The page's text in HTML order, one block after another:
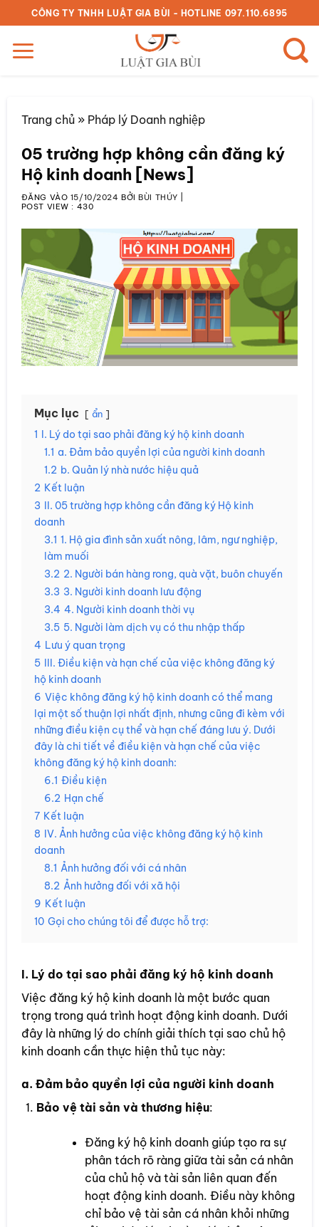
qua
nội
dung
CÔNG TY TNHH LUẬT GIA BÙI - HOTLINE 097.110.6895
Trang chủ» Pháp lý Doanh nghiệp
05 trường hợp không cần đăng ký
Hộ kinh doanh [News]
ĐĂNG VÀO 15/10/2024 BỞIBÙI THÚY
POST VIEW : 430
Mục lục ẩn
1
I. Lý do tại sao phải đăng ký hộ kinh doanh
1.1 a. Đảm bảo quyền lợi của người kinh doanh
1.2 b. Quản lý nhà nước hiệu quả
2 Kết luận
3
II. 05 trường hợp không cần đăng ký Hộ kinh
doanh
3.1 1. Hộ gia đình sản xuất nông, lâm, ngư nghiệp,
làm muối
3.2 2. Người bán hàng rong, quà vặt, buôn chuyến
3.3 3. Người kinh doanh lưu động
3.4 4. Người kinh doanh thời vụ
3.5 5. Người làm dịch vụ có thu nhập thấp
4 Lưu ý quan trọng
5
III. Điều kiện và hạn chế của việc không đăng ký
hộ kinh doanh
6 Việc không đăng ký hộ kinh doanh có thể mang
lại một số thuận lợi nhất định, nhưng cũng đi kèm với
những điều kiện cụ thể và hạn chế đáng lưu ý. Dưới
đây là chi tiết về điều kiện và hạn chế của việc
không đăng ký hộ kinh doanh:
6.1 Điều kiện
6.2 Hạn chế
7 Kết luận
8 IV. Ảnh hưởng của việc không đăng ký hộ kinh
doanh
8.1 Ảnh hưởng đối với cá nhân
8.2 Ảnh hưởng đối với xã hội
9 Kết luận
10 Gọi cho chúng tôi để được hỗ trợ:
I. Lý do tại sao phải đăng ký hộ kinh doanh
Việc đăng ký hộ kinh doanh là một bước quan
trọng trong quá trình hoạt động kinh doanh. Dưới
đây là những lý do chính giải thích tại sao chủ hộ
kinh doanh cần thực hiện thủ tục này:
a. Đảm bảo quyền lợi của người kinh doanh
Bảo vệ tài sản và thương hiệu:
Đăng ký hộ kinh doanh giúp tạo ra sự
phân tách rõ ràng giữa tài sản cá nhân
của chủ hộ và tài sản liên quan đến
hoạt động kinh doanh. Điều này không
chỉ bảo vệ tài sản cá nhân khỏi những